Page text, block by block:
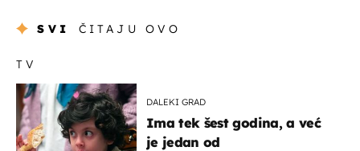
SVI ČITAJU OVO
TV
DALEKI GRAD
Ima tek šest godina, a već
je jedan od